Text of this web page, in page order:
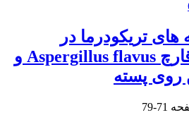
های تریکودرما در
جلوگیری از رشد قارچ Aspergillus flavus و
روی پسته
71-79